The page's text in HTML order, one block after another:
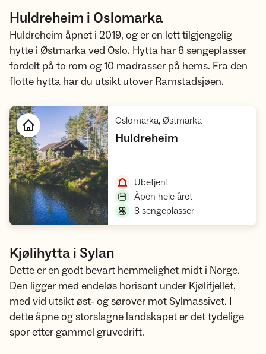
Huldreheim i Oslomarka
Huldreheim åpnet i 2019, og er en lett tilgjengelig
hytte i Østmarka ved Oslo. Hytta har 8 sengeplasser
fordelt på to rom og 10 madrasser på hems. Fra den
flotte hytta har du utsikt utover Ramstadsjøen.
Oslomarka, Østmarka
Huldreheim
Ubetjent,
Åpen hele året,
8 sengeplasser,
Kjølihytta i Sylan
Dette er en godt bevart hemmelighet midt i Norge.
Den ligger med endeløs horisont under Kjølifjellet,
med vid utsikt øst- og sørover mot Sylmassivet. I
dette åpne og storslagne landskapet er det tydelige
spor etter gammel gruvedrift.